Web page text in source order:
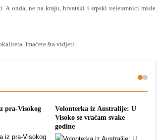
A onda, ne na kraju, hrvatski i srpski veleumnici misle
Imaćete šta vidjeti.
pra-Visokog
Volonterka iz Australije: U
Visoko se vraćam svake
godine